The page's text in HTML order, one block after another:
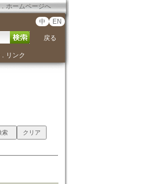
． ホームページへ
中 EN
戻る
． リンク